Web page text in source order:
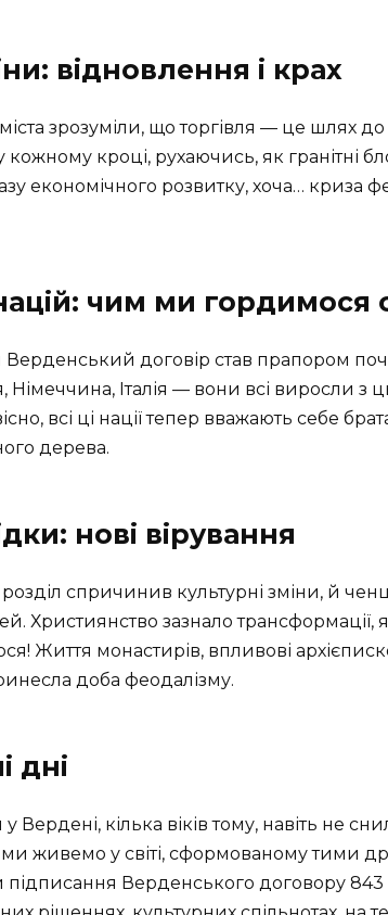
відновлення і крах
зрозуміли, що торгівля — це шлях до
кроці, рухаючись, як гранітні
економічного розвитку, хоча… криза
чим ми гордимося
Верденський договір став прапором
Італія — вони всі виросли з
всі ці нації тепер вважають себе
дерева.
нові вірування
спричинив культурні зміни, й
Християнство зазнало трансформації,
Життя монастирів, впливові
доба феодалізму.
дні
Вердені, кілька віків тому, навіть не
живемо у світі, сформованому тими
підписання Верденського договору